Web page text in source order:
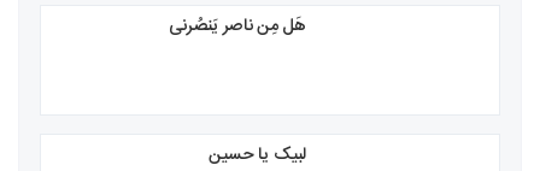
هَل مِن ناصر یَنصُرنی
لبیک یا حسین